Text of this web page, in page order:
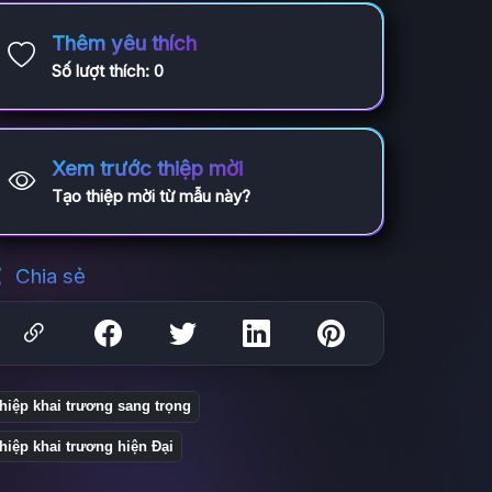
Thêm yêu thích
Số lượt thích: 0
Xem trước thiệp mời
Tạo thiệp mời từ mẫu này?
Chia sẻ
khai trương sang trọng
khai trương hiện Đại